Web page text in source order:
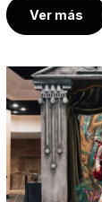
Ver más